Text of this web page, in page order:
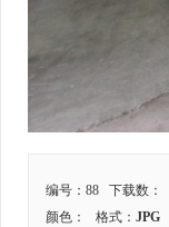
编号：88 下载数：
颜色：
格式： JPG